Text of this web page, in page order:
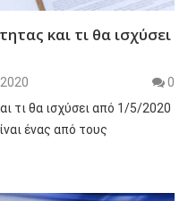
και τι θα ισχύσει
0
τι θα ισχύσει από 1/5/2020
ένας από τους